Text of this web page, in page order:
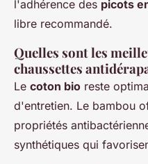
l'adhérence des picots
libre recommandé.
Quelles sont les
chaussettes
Le coton bio reste
d'entretien. Le bambou
propriétés
synthétiques qui